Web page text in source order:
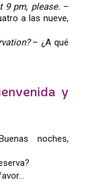
pm, please. –
a las nueve,
– ¿A qué
y
noches,